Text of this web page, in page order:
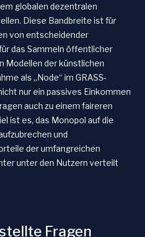
globalen dezentralen
Diese Bandbreite ist für
von entscheidender
das Sammeln öffentlicher
Modellen der künstlichen
als „Node“ im GRASS-
nur ein passives Einkommen
auch zu einem faireren
ist es, das Monopol auf die
und
der umfangreichen
unter den Nutzern verteilt
Fragen